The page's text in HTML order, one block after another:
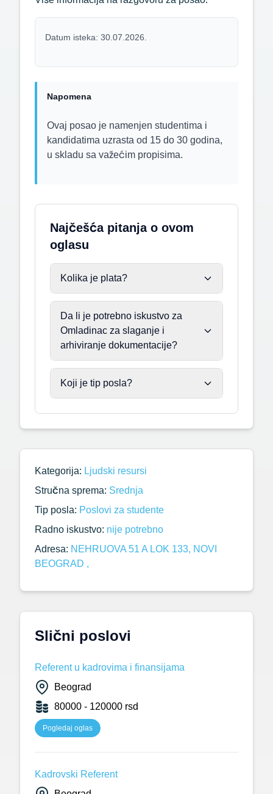
Datum isteka: 30.07.2026.
Napomena
Ovaj posao je namenjen studentima i
kandidatima uzrasta od 15 do 30 godina,
u skladu sa važećim propisima.
Najčešća pitanja o ovom
oglasu
Kolika je plata?
Da li je potrebno iskustvo za
Omladinac za slaganje i
arhiviranje dokumentacije?
Koji je tip posla?
Slični poslovi
Referent u kadrovima i finansijama
Beograd
80000 - 120000 rsd
Pogledaj oglas
Kadrovski Referent
Kategorija: Ljudski resursi
Stručna sprema: Srednja
Tip posla: Poslovi za studente
Radno iskustvo: nije potrebno
Adresa: NEHRUOVA 51 A LOK 133, NOVI
BEOGRAD ,